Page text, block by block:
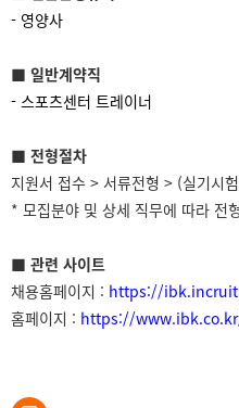
- 영양사
■ 일반계약직
- 스포츠센터 트레이너
■ 전형절차
지원서 접수 > 서류전형 > (실기시
* 모집분야 및 상세 직무에 따라 전
■ 관련 사이트
채용홈페이지 : https://
홈페이지 : https://